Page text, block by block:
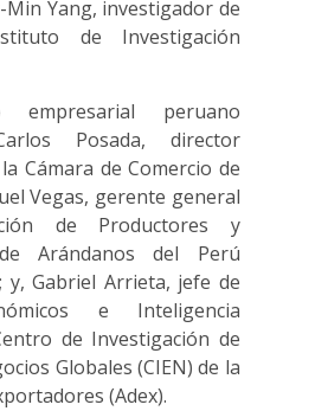
Yang, investigador de
de Investigación
peruano
Posada, director
Cámara de Comercio de
Vegas, gerente general
de Productores y
Arándanos del Perú
y, Gabriel Arrieta, jefe de
e Inteligencia
de Investigación de
Globales (CIEN) de la
(Adex).